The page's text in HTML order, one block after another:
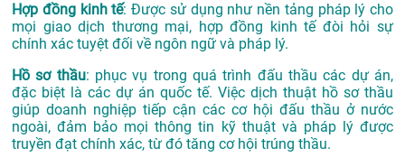
Hợp đồng kinh tế: Được sử dụng như nền tảng pháp lý cho
mọi giao dịch thương mại, hợp đồng kinh tế đòi hỏi sự
chính xác tuyệt đối về ngôn ngữ và pháp lý.
Hồ sơ thầu: phục vụ trong quá trình đấu thầu các dự án,
đặc biệt là các dự án quốc tế. Việc dịch thuật hồ sơ thầu
giúp doanh nghiệp tiếp cận các cơ hội đấu thầu ở nước
ngoài, đảm bảo mọi thông tin kỹ thuật và pháp lý được
truyền đạt chính xác, từ đó tăng cơ hội trúng thầu.